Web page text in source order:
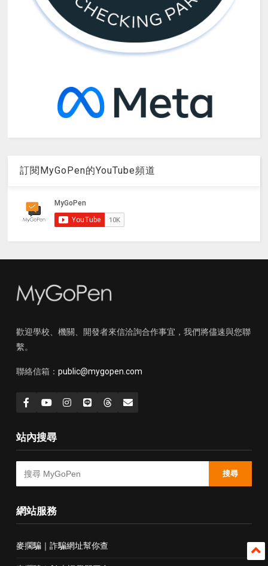
訂閱MyGoPen的YouTube頻道
歡迎學校、機關、開發者來信洽詢合作事宜，我們將儘速與您聯
繫。
聯絡信箱： public@mygopen.com
站內搜尋
搜尋
網站服務
麥擱騙｜詐騙網址幫你查